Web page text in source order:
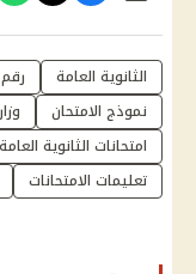
الثانوية العامة
نموذج الامتحان
امتحانات الثانوية العامة 2026
تعليمات الامتحانات